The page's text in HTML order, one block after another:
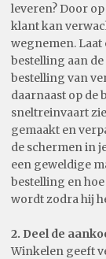
leveren? Door
klant kan
wegnemen. Laat
bestelling aan
bestelling van
daarnaast op de
sneltreinvaart
gemaakt en
de schermen in
een geweldige
bestelling en
wordt zodra hij
2. Deel de
Winkelen geeft